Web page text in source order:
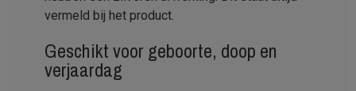
vermeld bij het product.
Geschikt voor geboorte, doop en
verjaardag